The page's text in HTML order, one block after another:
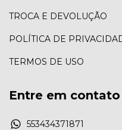
TROCA E DEVOLUÇÃO
POLÍTICA DE
TERMOS DE USO
Entre em contato
553434371871